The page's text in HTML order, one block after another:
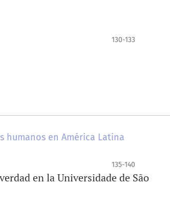
130-133
humanos en América Latina
135-140
en la Universidade de São